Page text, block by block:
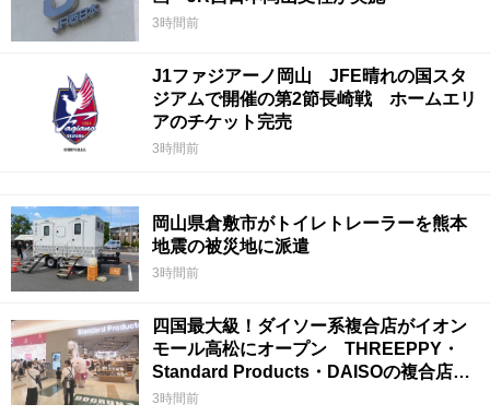
3時間前
J1ファジアーノ岡山 JFE晴れの国スタ
ジアムで開催の第2節長崎戦 ホームエリ
アのチケット完売
3時間前
岡山県倉敷市がトイレトレーラーを熊本
地震の被災地に派遣
3時間前
四国最大級！ダイソー系複合店がイオン
モール高松にオープン THREEPPY・
Standard Products・DAISOの複合店は
香川県初
3時間前